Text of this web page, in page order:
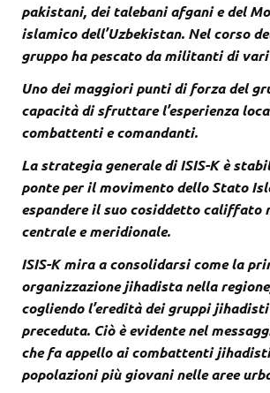
pakistani, dei talebani afgani e del
islamico dell’Uzbekistan. Nel corso
gruppo ha pescato da militanti di
Uno dei maggiori punti di forza del
capacità di sfruttare l’esperienza
combattenti e comandanti.
La strategia generale di ISIS-K è
ponte per il movimento dello Stato
espandere il suo cosiddetto califfato
centrale e meridionale.
ISIS-K mira a consolidarsi come la
organizzazione jihadista nella
cogliendo l’eredità dei gruppi jihadisti
preceduta. Ciò è evidente nel
che fa appello ai combattenti
popolazioni più giovani nelle aree